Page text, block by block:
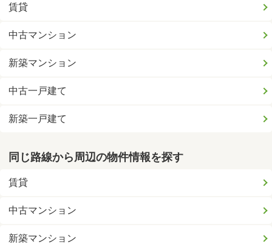
賃貸
中古マンション
新築マンション
中古一戸建て
新築一戸建て
同じ路線から周辺の物件情報を探す
賃貸
中古マンション
新築マンション